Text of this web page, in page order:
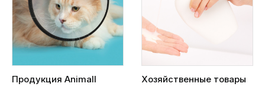
Продукция Animall Хозяйственные товары